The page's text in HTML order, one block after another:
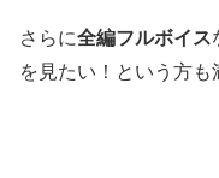
さらに全編フルボイス
を見たい！という方も